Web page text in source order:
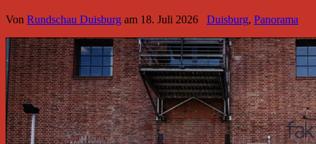
Von Rundschau Duisburg am 18. Juli 2026 Duisburg, Panorama